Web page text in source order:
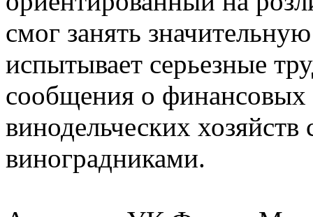
смог занять
испытывает серьезные
сообщения о
винодельческих
виноградниками.